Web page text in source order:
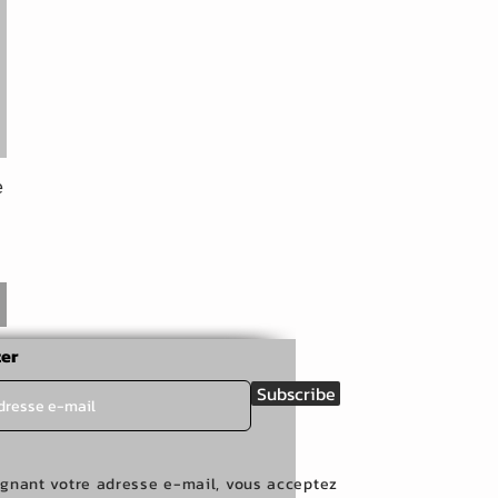
Subscribe
votre adresse e-mail, vous acceptez